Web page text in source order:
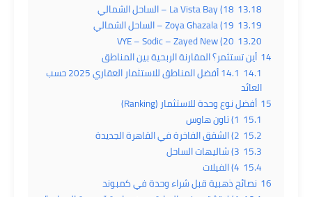
13.18 18) La Vista Bay – الساحل الشمالي
13.19 19) Zoya Ghazala – الساحل الشمالي
13.20
20) VYE – Sodic – Zayed New
14 أين تستثمر؟ المقارنة الربحية بين المناطق
14.1
14.1 أفضل المناطق للاستثمار العقاري 2025 حسب
العائد
15 أفضل نوع وحدة للاستثمار (Ranking)
15.1 1) تاون هاوس
15.2 2) الشقق الفاخرة في القاهرة الجديدة
15.3 3) شاليهات الساحل
15.4 4) الفيلات
16 نصائح ذهبية قبل شراء وحدة في كمبوند